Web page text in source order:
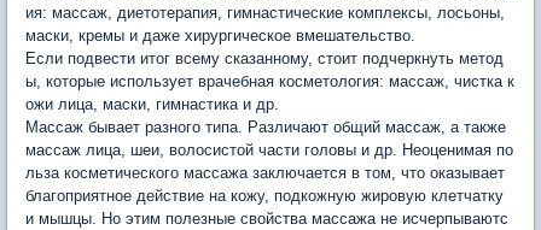
ия: массаж, диетотерапия, гимнастические комплексы, лосьоны,
маски, кремы и даже хирургическое вмешательство.
Если подвести итог всему сказанному, стоит подчеркнуть метод
ы, которые использует врачебная косметология: массаж, чистка к
ожи лица, маски, гимнастика и др.
Массаж бывает разного типа. Различают общий массаж, а также
массаж лица, шеи, волосистой части головы и др. Неоценимая по
льза косметического массажа заключается в том, что оказывает
благоприятное действие на кожу, подкожную жировую клетчатку
и мышцы. Но этим полезные свойства массажа не исчерпываютс